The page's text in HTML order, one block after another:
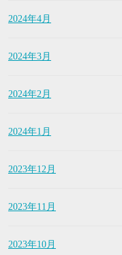
2024年4月
2024年3月
2024年2月
2024年1月
2023年12月
2023年11月
2023年10月